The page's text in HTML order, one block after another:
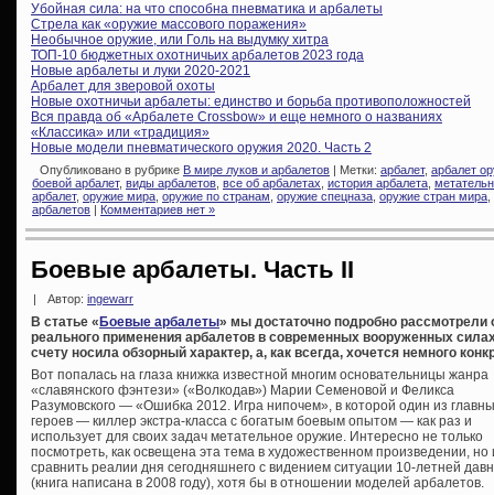
Убойная сила: на что способна пневматика и арбалеты
Стрела как «оружие массового поражения»
Необычное оружие, или Голь на выдумку хитра
ТОП-10 бюджетных охотничьих арбалетов 2023 года
Новые арбалеты и луки 2020-2021
Арбалет для зверовой охоты
Новые охотничьи арбалеты: единство и борьба противоположностей
Вся правда об «Арбалете Crossbow» и еще немного о названиях
«Классика» или «традиция»
Новые модели пневматического оружия 2020. Часть 2
Опубликовано в рубрике В мире луков и арбалетов | Метки: арбалет, арбалет
боевой арбалет, виды арбалетов все об арбалетах история арбалета
арбалет, оружие мира оружие по странам оружие спецназа оружие стран мира
арбалетов | Комментариев нет »
Боевые арбалеты. Часть II
| Автор: ingewarr
В статье «Боевые арбалеты» мы достаточно подробно рассмотрели
реального применения арбалетов в современных вооруженных
счету носила обзорный характер, а, как всегда, хочется немного
Вот попалась на глаза книжка известной многим основательницы жанра
«славянского фэнтези» («Волкодав») Марии Семеновой и Феликса
Разумовского — «Ошибка 2012. Игра нипочем», в которой один из
героев — киллер экстра-класса с богатым боевым опытом — как раз и
использует для своих задач метательное оружие. Интересно не только
посмотреть, как освещена эта тема в художественном произведении, но
сравнить реалии дня сегодняшнего с видением ситуации 10-летней
(книга написана в 2008 году), хотя бы в отношении моделей арбалетов.